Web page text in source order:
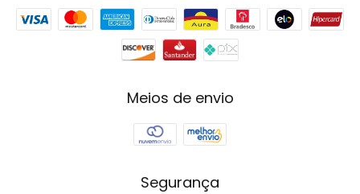
Meios de envio
Segurança